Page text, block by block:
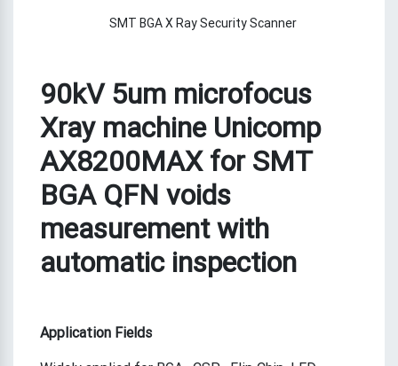
SMT BGA X Ray Security Scanner
90kV 5um microfocus
Xray machine Unicomp
AX8200MAX for SMT
BGA QFN voids
measurement with
automatic inspection
Application Fields